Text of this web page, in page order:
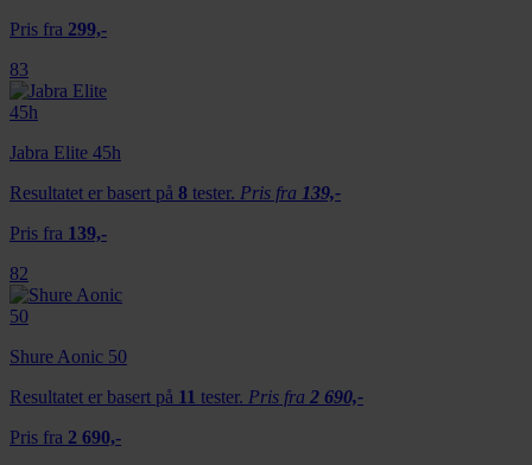
Pris fra 299,-
83
Jabra Elite 45h
Resultatet er basert på 8 tester. Pris fra 139,-
Pris fra 139,-
82
Shure Aonic 50
Resultatet er basert på 11 tester. Pris fra 2 690,-
Pris fra 2 690,-